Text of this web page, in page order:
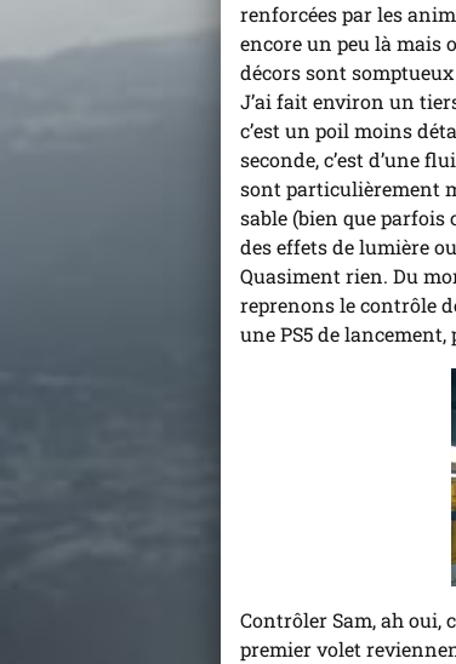
renforcées par les
encore un peu là mais
décors sont somptueux
J’ai fait environ un
c’est un poil moins
seconde, c’est d’une
sont particulièrement
sable (bien que parfois
des effets de lumière
Quasiment rien. Du
reprenons le contrôle
une PS5 de lancement,
Contrôler Sam, ah oui,
premier volet